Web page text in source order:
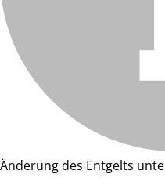
Änderung des Entgelts